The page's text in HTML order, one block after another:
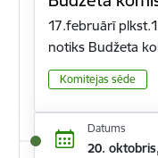
17.februārī
notiks Budžeta
Komitejas sēde
Datums
20.